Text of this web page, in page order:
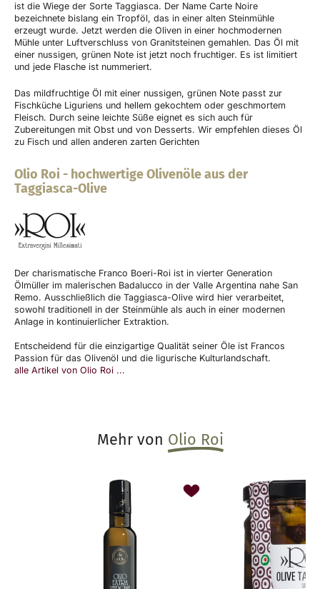
ist die Wiege der Sorte Taggiasca. Der Name Carte Noire
bezeichnete bislang ein Tropföl, das in einer alten Steinmühle
erzeugt wurde. Jetzt werden die Oliven in einer hochmodernen
Mühle unter Luftverschluss von Granitsteinen gemahlen. Das Öl mit
einer nussigen, grünen Note ist jetzt noch fruchtiger. Es ist limitiert
und jede Flasche ist nummeriert.
Das mildfruchtige Öl mit einer nussigen, grünen Note passt zur
Fischküche Liguriens und hellem gekochtem oder geschmortem
Fleisch. Durch seine leichte Süße eignet es sich auch für
Zubereitungen mit Obst und von Desserts. Wir empfehlen dieses Öl
zu Fisch und allen anderen zarten Gerichten
Olio Roi - hochwertige Olivenöle aus der
Taggiasca-Olive
Der charismatische Franco Boeri-Roi ist in vierter Generation
Ölmüller im malerischen Badalucco in der Valle Argentina nahe San
Remo. Ausschließlich die Taggiasca-Olive wird hier verarbeitet,
sowohl traditionell in der Steinmühle als auch in einer modernen
Anlage in kontinuierlicher Extraktion.
Entscheidend für die einzigartige Qualität seiner Öle ist Francos
Passion für das Olivenöl und die ligurische Kulturlandschaft.
alle Artikel von Olio Roi ...
Mehr von Olio Roi